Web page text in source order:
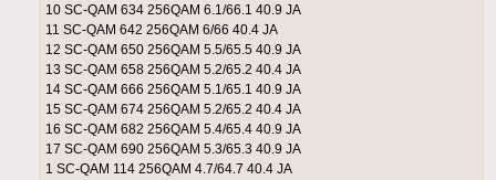
10 SC-QAM 634 256QAM 6.1/66.1 40.9 JA
11 SC-QAM 642 256QAM 6/66 40.4 JA
12 SC-QAM 650 256QAM 5.5/65.5 40.9 JA
13 SC-QAM 658 256QAM 5.2/65.2 40.4 JA
14 SC-QAM 666 256QAM 5.1/65.1 40.9 JA
15 SC-QAM 674 256QAM 5.2/65.2 40.4 JA
16 SC-QAM 682 256QAM 5.4/65.4 40.9 JA
17 SC-QAM 690 256QAM 5.3/65.3 40.9 JA
1 SC-QAM 114 256QAM 4.7/64.7 40.4 JA